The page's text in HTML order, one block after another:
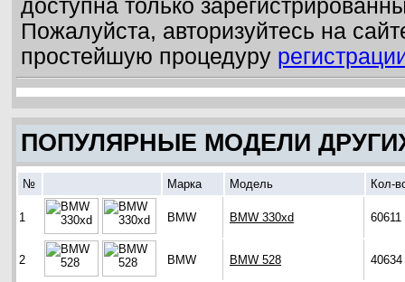
доступна только
Пожалуйста, авторизуйтесь на
простейшую процедуру
ПОПУЛЯРНЫЕ МОДЕЛИ
№ Марка Модель Кол-
1 BMW BMW 330xd 60611
2 BMW BMW 528 40634